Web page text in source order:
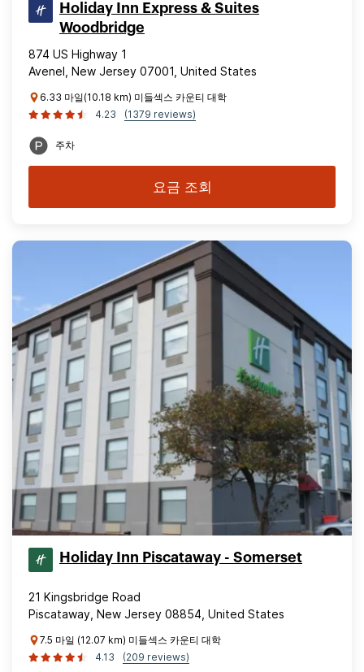
Holiday Inn Express & Suites
Woodbridge
874 US Highway 1
Avenel, New Jersey 07001, United States
6.33 마일(10.18 km) 미들섹스 카운티 대학
4.23
(1379 reviews)
주차
요금 조회
Holiday Inn Piscataway - Somerset
21 Kingsbridge Road
Piscataway, New Jersey 08854, United States
7.5 마일 (12.07 km) 미들섹스 카운티 대학
4.13
(209 reviews)